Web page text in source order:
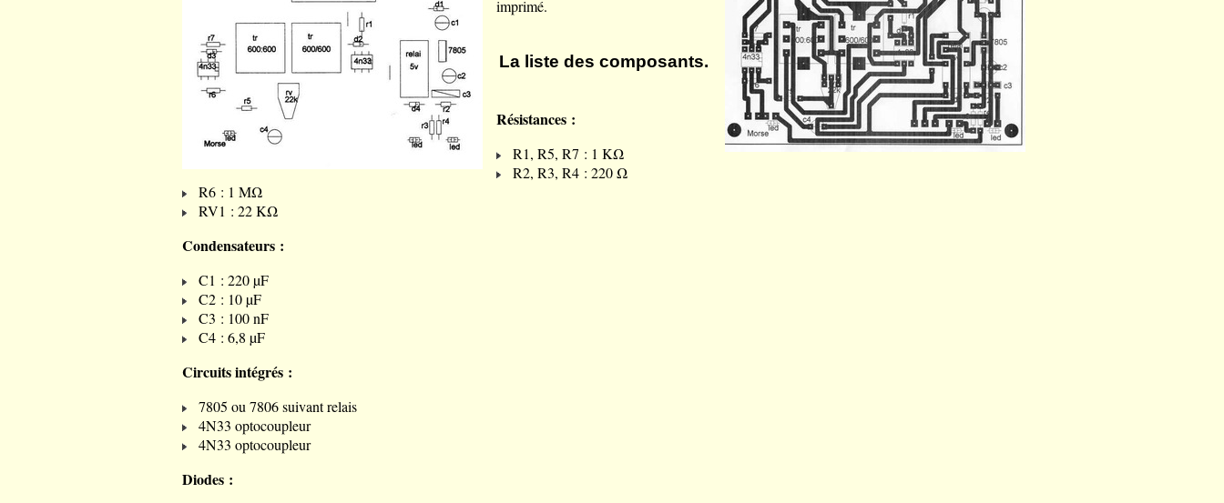
imprimé.
La liste des composants.
Résistances :
R1, R5, R7 : 1 KΩ
R2, R3, R4 : 220 Ω
R6 : 1 MΩ
RV1 : 22 KΩ
Condensateurs :
C1 : 220 µF
C2 : 10 µF
C3 : 100 nF
C4 : 6,8 µF
Circuits intégrés :
7805 ou 7806 suivant relais
4N33 optocoupleur
4N33 optocoupleur
Diodes :